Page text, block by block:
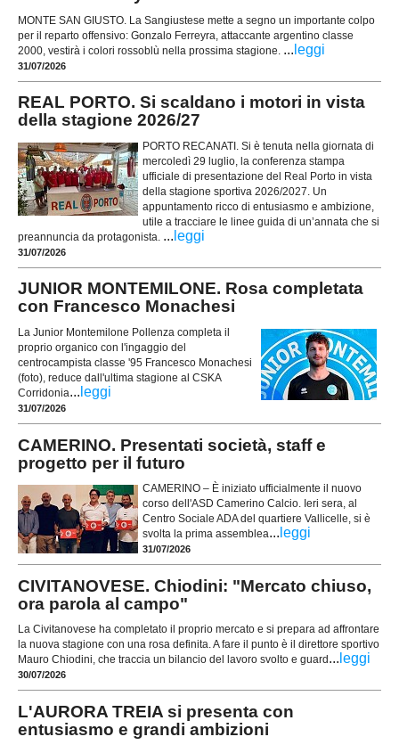
MONTE SAN GIUSTO. La Sangiustese mette a segno un importante colpo
per il reparto offensivo: Gonzalo Ferreyra, attaccante argentino classe
2000, vestirà i colori rossoblù nella prossima stagione. ... leggi
31/07/2026
REAL PORTO. Si scaldano i motori in vista
della stagione 2026/27
PORTO RECANATI. Si è tenuta nella giornata di
mercoledì 29 luglio, la conferenza stampa
ufficiale di presentazione del Real Porto in vista
della stagione sportiva 2026/2027. Un
appuntamento ricco di entusiasmo e ambizione,
utile a tracciare le linee guida di un’annata che si
preannuncia da protagonista. ... leggi
31/07/2026
JUNIOR MONTEMILONE. Rosa completata
con Francesco Monachesi
La Junior Montemilone Pollenza completa il
proprio organico con l'ingaggio del
centrocampista classe '95 Francesco Monachesi
(foto), reduce dall'ultima stagione al CSKA
Corridonia... leggi
31/07/2026
CAMERINO. Presentati società, staff e
progetto per il futuro
CAMERINO – È iniziato ufficialmente il nuovo
corso dell'ASD Camerino Calcio. Ieri sera, al
Centro Sociale ADA del quartiere Vallicelle, si è
svolta la prima assemblea... leggi
31/07/2026
CIVITANOVESE. Chiodini: "Mercato chiuso,
ora parola al campo"
La Civitanovese ha completato il proprio mercato e si prepara ad affrontare
la nuova stagione con una rosa definita. A fare il punto è il direttore sportivo
Mauro Chiodini, che traccia un bilancio del lavoro svolto e guard ... leggi
30/07/2026
L'AURORA TREIA si presenta con
entusiasmo e grandi ambizioni